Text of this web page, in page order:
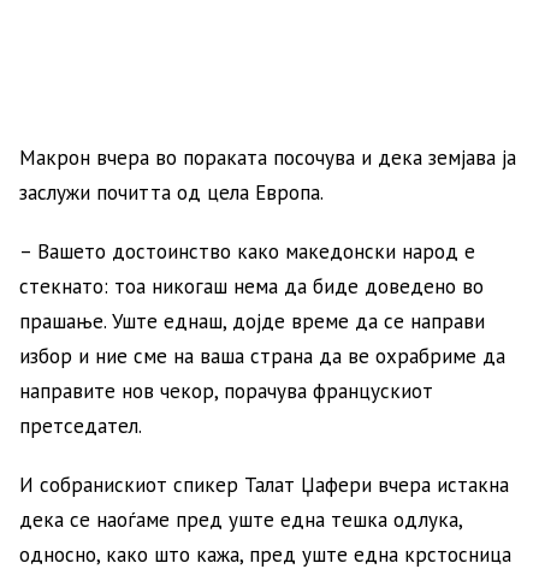
Макрон вчера во пораката посочува и дека земјава ја
заслужи почитта од цела Европа.
– Вашето достоинство како македонски народ е
стекнато: тоа никогаш нема да биде доведено во
прашање. Уште еднаш, дојде време да се направи
избор и ние сме на ваша страна да ве охрабриме да
направите нов чекор, порачува францускиот
претседател.
И собранискиот спикер Талат Џафери вчера истакна
дека се наоѓаме пред уште една тешка одлука,
односно, како што кажа, пред уште една крстосница